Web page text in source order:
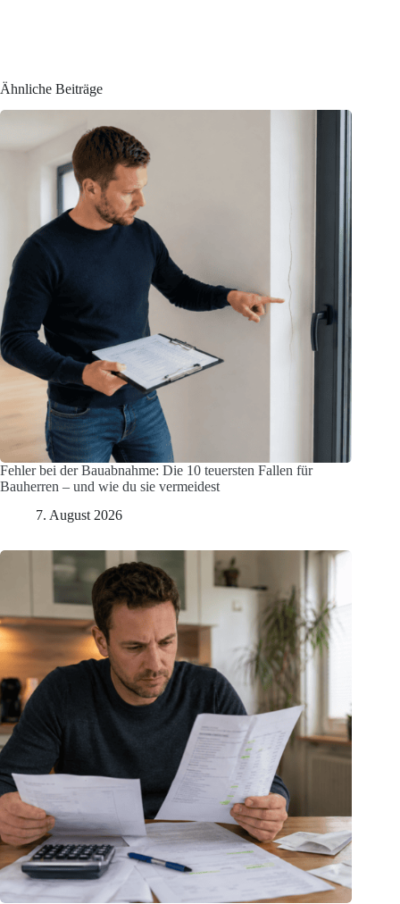
Ähnliche Beiträge
Fehler bei der Bauabnahme: Die 10 teuersten Fallen für
Bauherren – und wie du sie vermeidest
7. August 2026